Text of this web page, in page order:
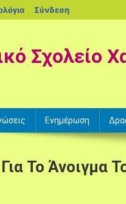
blogs.sch.gr
Σύνδεση
Σχολείο
Ενημέρωση
Το Άνοιγμα